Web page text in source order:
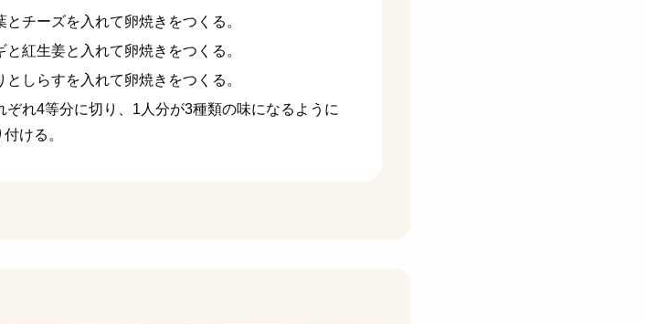
とチーズを入れて卵焼きをつくる。
と紅生姜と入れて卵焼きをつくる。
としらすを入れて卵焼きをつくる。
ぞれ4等分に切り、1人分が3種類の味になるように
ける。